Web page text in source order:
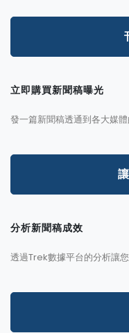
立即購買新聞稿曝光
發一篇新聞稿透通到各大媒
分析新聞稿成效
透過Trek數據平台的分析讓